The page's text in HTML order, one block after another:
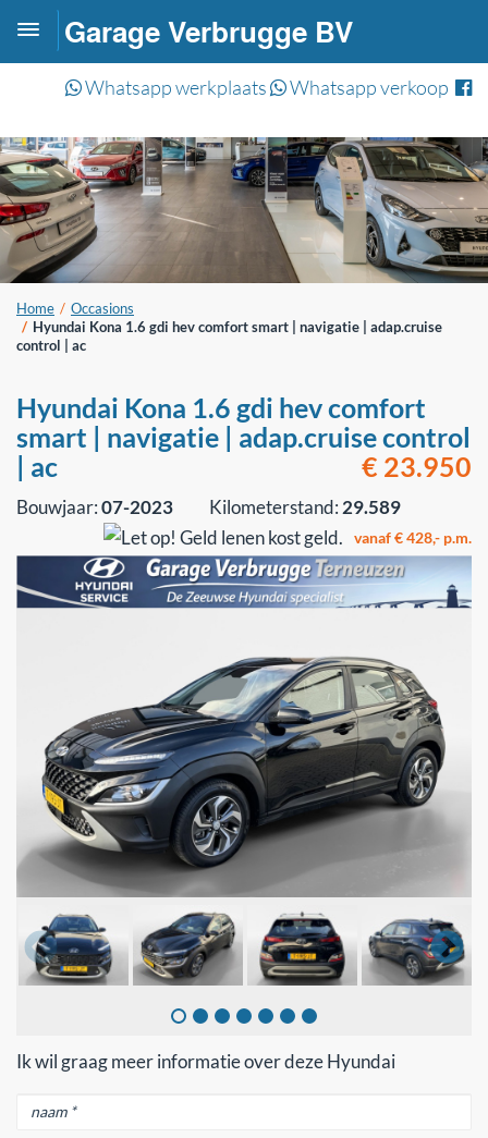
Garage Verbrugge BV
Whatsapp werkplaats Whatsapp verkoop
Toggle
navigation
Home
Occasions
Hyundai Kona 1.6 gdi hev comfort smart | navigatie | adap.cruise
control | ac
Hyundai Kona 1.6 gdi hev comfort
smart | navigatie | adap.cruise control
| ac
€ 23.950
Bouwjaar:07-2023 Kilometerstand: 29.589
vanaf € 428,- p.m.
Ik wil graag meer informatie over deze Hyundai